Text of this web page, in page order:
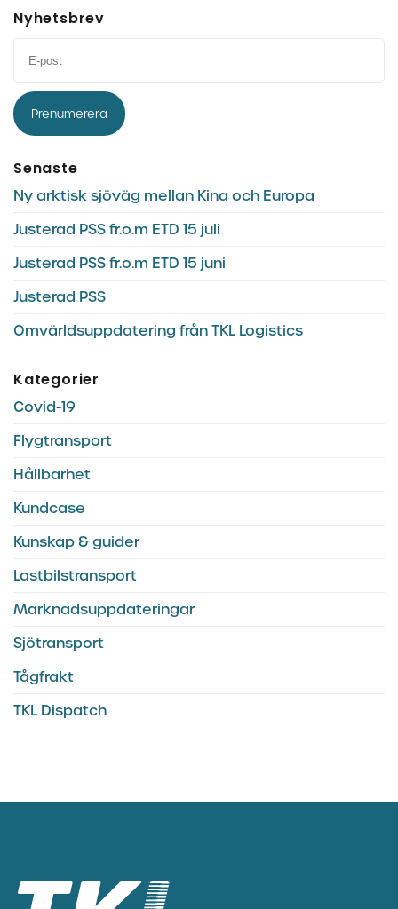
Nyhetsbrev
Prenumerera
Senaste
Ny arktisk sjöväg mellan Kina och Europa
Justerad PSS fr.o.m ETD 15 juli
Justerad PSS fr.o.m ETD 15 juni
Justerad PSS
Omvärldsuppdatering från TKL Logistics
Kategorier
Covid-19
Flygtransport
Hållbarhet
Kundcase
Kunskap & guider
Lastbilstransport
Marknadsuppdateringar
Sjötransport
Tågfrakt
TKL Dispatch